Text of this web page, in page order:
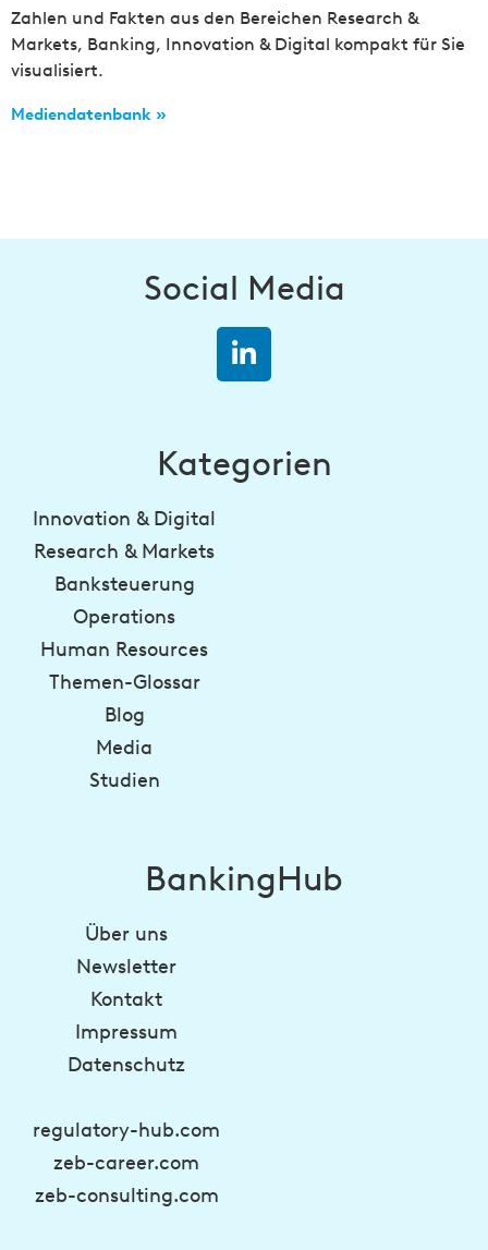
Zahlen und Fakten aus den Bereichen Research &
Markets, Banking, Innovation & Digital kompakt für Sie
visualisiert.
Mediendatenbank »
Social Media
Kategorien
Innovation & Digital
Research & Markets
Banksteuerung
Operations
Human Resources
Themen-Glossar
Blog
Media
Studien
BankingHub
Über uns
Newsletter
Kontakt
Impressum
Datenschutz
regulatory-hub.com
zeb-career.com
zeb-consulting.com